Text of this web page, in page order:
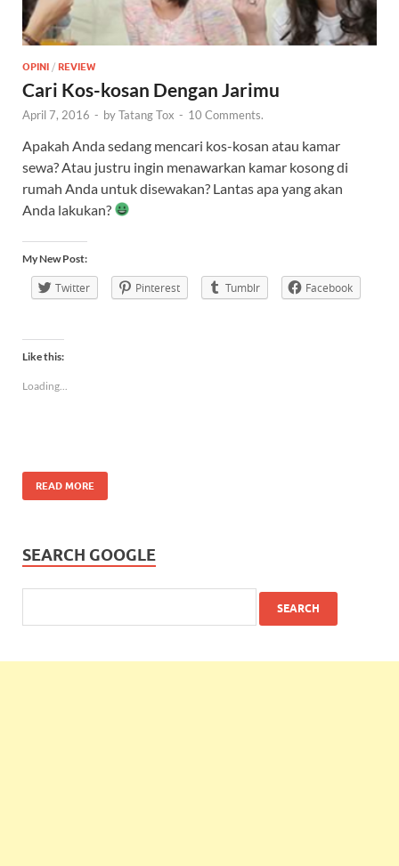
OPINI / REVIEW
Cari Kos-kosan Dengan Jarimu
April 7, 2016 - byTatang Tox - 10 Comments.
Apakah Anda sedang mencari kos-kosan atau kamar
sewa? Atau justru ingin menawarkan kamar kosong di
rumah Anda untuk disewakan? Lantas apa yang akan
Anda lakukan?
My New Post:
Twitter Pinterest Tumblr Facebook
Like this:
Loading...
READ MORE
SEARCH GOOGLE